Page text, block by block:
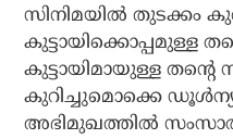
സിനിമയില്‍ തുടക്കം
കുട്ടായിക്കൊപ്പമുള്ള
കുട്ടായിമായുള്ള
കുറിച്ചുമൊക്കെ
അഭിമുഖത്തില്‍